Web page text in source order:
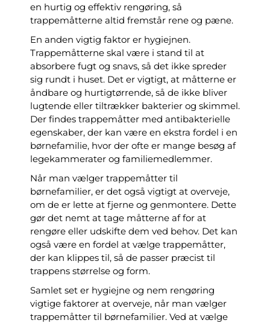
en hurtig og effektiv rengøring, så
trappemåtterne altid fremstår rene og pæne.
En anden vigtig faktor er hygiejnen.
Trappemåtterne skal være i stand til at
absorbere fugt og snavs, så det ikke spreder
sig rundt i huset. Det er vigtigt, at måtterne er
åndbare og hurtigtørrende, så de ikke bliver
lugtende eller tiltrækker bakterier og skimmel.
Der findes trappemåtter med antibakterielle
egenskaber, der kan være en ekstra fordel i en
børnefamilie, hvor der ofte er mange besøg af
legekammerater og familiemedlemmer.
Når man vælger trappemåtter til
børnefamilier, er det også vigtigt at overveje,
om de er lette at fjerne og genmontere. Dette
gør det nemt at tage måtterne af for at
rengøre eller udskifte dem ved behov. Det kan
også være en fordel at vælge trappemåtter,
der kan klippes til, så de passer præcist til
trappens størrelse og form.
Samlet set er hygiejne og nem rengøring
vigtige faktorer at overveje, når man vælger
trappemåtter til børnefamilier. Ved at vælge